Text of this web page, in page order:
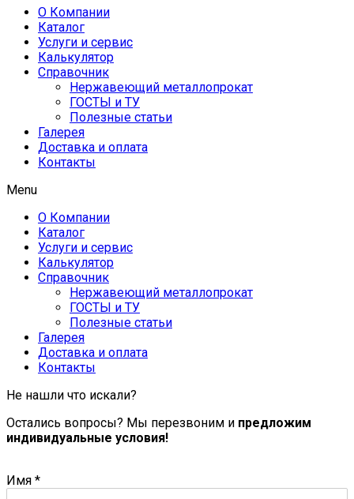
О Компании
Каталог
Услуги и сервис
Калькулятор
Справочник
Нержавеющий металлопрокат
ГОСТЫ и ТУ
Полезные статьи
Галерея
Доставка и оплата
Контакты
Menu
О Компании
Каталог
Услуги и сервис
Калькулятор
Справочник
Нержавеющий металлопрокат
ГОСТЫ и ТУ
Полезные статьи
Галерея
Доставка и оплата
Контакты
Не нашли что искали?
Остались вопросы? Мы перезвоним и предложим
индивидуальные условия!
Имя *